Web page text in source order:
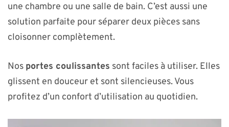
une chambre ou une salle de bain. C’est aussi une
solution parfaite pour séparer deux pièces sans
cloisonner complètement.
Nos portes coulissantes sont faciles à utiliser. Elles
glissent en douceur et sont silencieuses. Vous
profitez d’un confort d’utilisation au quotidien.